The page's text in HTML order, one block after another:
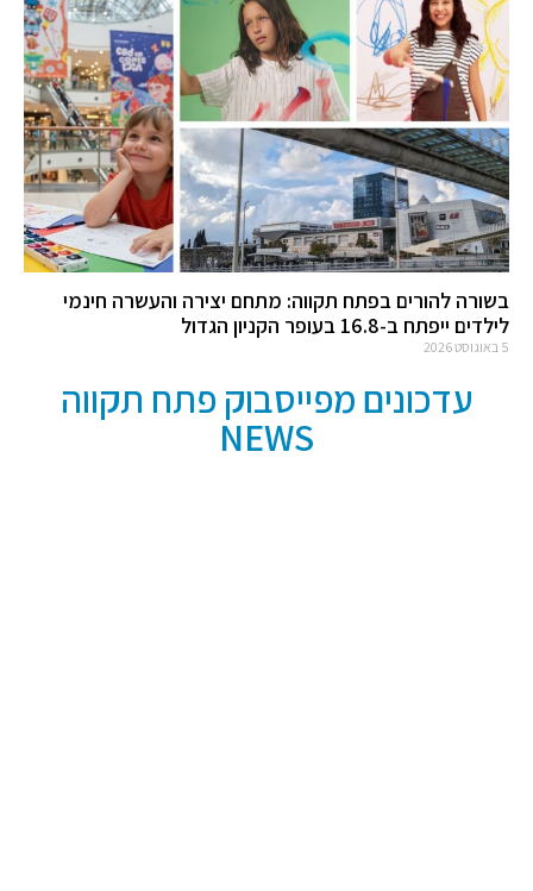
בשורה להורים בפתח תקווה: מתחם יצירה והעשרה חינמי
לילדים ייפתח ב-16.8 בעופר הקניון הגדול
5 באוגוסט 2026
עדכונים מפייסבוק פתח תקווה
NEWS